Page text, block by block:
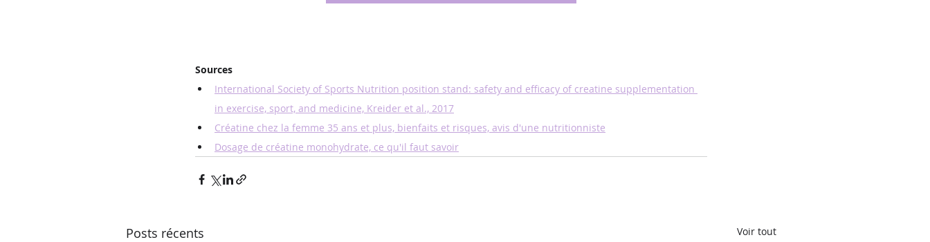
Sources
International Society of Sports Nutrition position stand: safety and efficacy of creatine supplementation
in exercise, sport, and medicine, Kreider et al., 2017
Créatine chez la femme 35 ans et plus, bienfaits et risques, avis d'une nutritionniste
Dosage de créatine monohydrate, ce qu'il faut savoir
Posts récents Voir tout